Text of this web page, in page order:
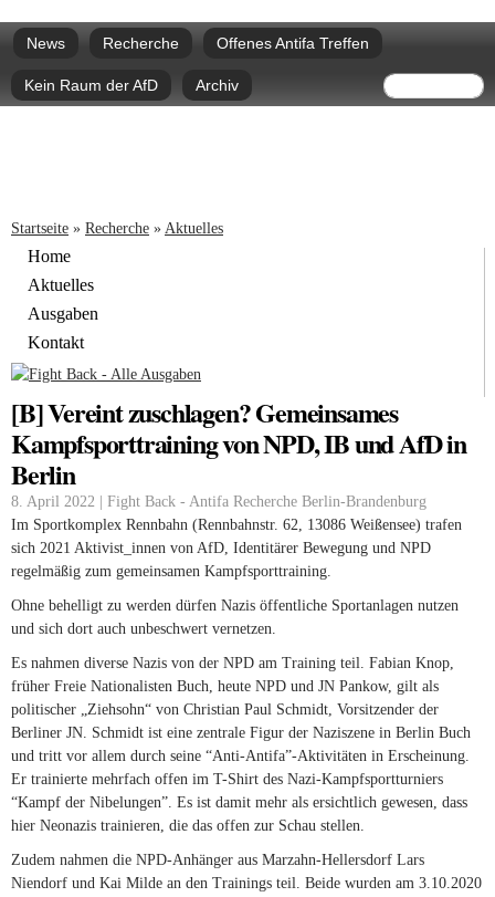
zum
Hauptmenü
News Recherche Offenes Antifa Treffen
Kein Raum der AfD Archiv Suche
Sie sind hier
Startseite » Recherche » Aktuelles
Home
Aktuelles
Ausgaben
Kontakt
[B] Vereint zuschlagen? Gemeinsames
Kampfsporttraining von NPD, IB und AfD in
Berlin
8. April 2022 | Fight Back - Antifa Recherche Berlin-Brandenburg
Im Sportkomplex Rennbahn (Rennbahnstr. 62, 13086 Weißensee) trafen
sich 2021 Aktivist_innen von AfD, Identitärer Bewegung und NPD
regelmäßig zum gemeinsamen Kampfsporttraining.
Ohne behelligt zu werden dürfen Nazis öffentliche Sportanlagen nutzen
und sich dort auch unbeschwert vernetzen.
Es nahmen diverse Nazis von der NPD am Training teil. Fabian Knop,
früher Freie Nationalisten Buch, heute NPD und JN Pankow, gilt als
politischer „Ziehsohn“ von Christian Paul Schmidt, Vorsitzender der
Berliner JN. Schmidt ist eine zentrale Figur der Naziszene in Berlin Buch
und tritt vor allem durch seine “Anti-Antifa”-Aktivitäten in Erscheinung.
Er trainierte mehrfach offen im T-Shirt des Nazi-Kampfsportturniers
“Kampf der Nibelungen”. Es ist damit mehr als ersichtlich gewesen, dass
hier Neonazis trainieren, die das offen zur Schau stellen.
Zudem nahmen die NPD-Anhänger aus Marzahn-Hellersdorf Lars
Niendorf und Kai Milde an den Trainings teil. Beide wurden am 3.10.2020